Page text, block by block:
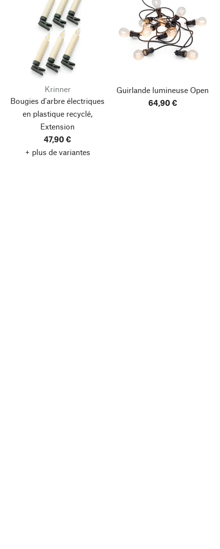
Krinner
Bougies d'arbre électriques
en plastique recyclé,
Extension
47,90 €
+ plus de variantes
Guirlande lumineuse Open
64,90 €